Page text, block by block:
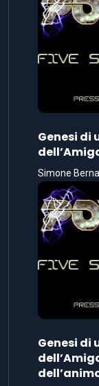
Genesi di
Simone
Genesi di